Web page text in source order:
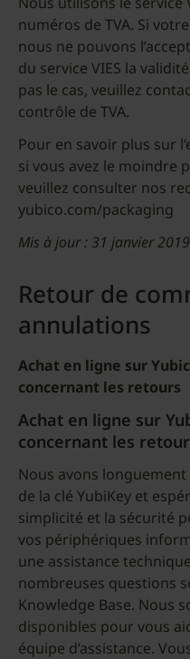
numéros de TVA. Si
nous ne pouvons
du service VIES la
pas le cas, veuillez
contrôle de TVA.
Pour en savoir plus sur
si vous avez le moindre
veuillez consulter nos
yubico.com/packaging
Mis à jour : 31 janvier
Retour de
annulations
Achat en ligne sur
concernant les retours
Achat en ligne sur
concernant les
Nous avons
de la clé YubiKey et
simplicité et la sécurité
vos périphériques
une assistance
nombreuses questions
Knowledge Base. Nous
disponibles pour vous
équipe d’assistance.